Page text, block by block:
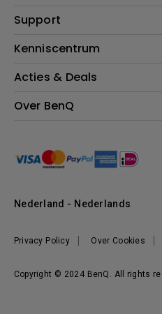
Verlichting
Speakers
Education
Support
Contact
BenQ Shop - FAQ
BenQ Shop - Retourneren
Kenniscentrum
Blog
Acties & Deals
Evenementen & Promoties
Over BenQ
Management
Nieuws
Werken bij BenQ
Copyright © 2024 BenQ. All rights
Privacy Policy Over Cookies
Nederland - Nederlands